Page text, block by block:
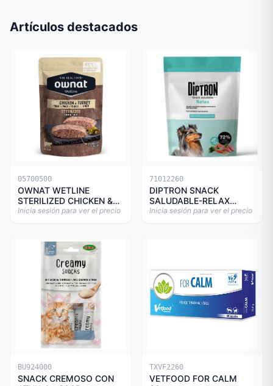
Artículos destacados
05700500
OWNAT WETLINE
STERILIZED CHICKEN &
TURKEY CAT 85gr
Inicia sesión para ver el precio
71012260
DIPTRON SNACK
SALUDABLE-RELAX
150GR
Inicia sesión para ver el precio
BU924000
SNACK CREMOSO CON
TXVF2260
VETFOOD FOR CALM